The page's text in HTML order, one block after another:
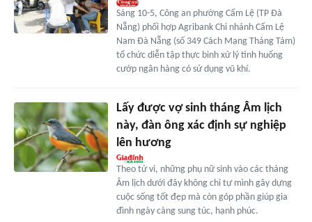
Sáng 10-5, Công an phường Cẩm Lệ (TP Đà
Nẵng) phối hợp Agribank Chi nhánh Cẩm Lệ
Nam Đà Nẵng (số 349 Cách Mạng Tháng Tám)
tổ chức diễn tập thực binh xử lý tình huống
cướp ngân hàng có sử dụng vũ khí.
Lấy được vợ sinh tháng Âm lịch
này, đàn ông xác định sự nghiệp
lên hương
Theo tử vi, những phụ nữ sinh vào các tháng
Âm lịch dưới đây không chỉ tự mình gây dựng
cuộc sống tốt đẹp mà còn góp phần giúp gia
đình ngày càng sung túc, hạnh phúc.